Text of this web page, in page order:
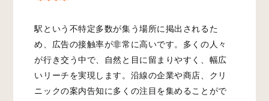
駅という不特定多数が集う場所に掲出されるた
め、広告の接触率が非常に高いです。多くの人々
が行き交う中で、自然と目に留まりやすく、幅広
いリーチを実現します。沿線の企業や商店、クリ
ニックの案内告知に多くの注目を集めることがで